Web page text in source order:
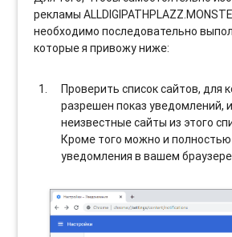
рекламы
необходимо последовательно
которые я привожу ниже:
Проверить список сайтов, для
разрешен показ уведомлений,
неизвестные сайты из этого
Кроме того можно и
уведомления в вашем